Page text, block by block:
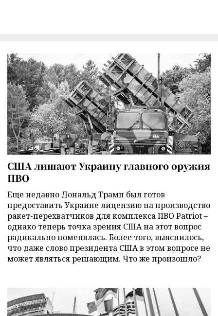
США лишают Украину главного оружия
ПВО
Еще недавно Дональд Трамп был готов
предоставить Украине лицензию на производство
ракет-перехватчиков для комплекса ПВО Patriot –
однако теперь точка зрения США на этот вопрос
радикально поменялась. Более того, выяснилось,
что даже слово президента США в этом вопросе не
может являться решающим. Что же произошло?